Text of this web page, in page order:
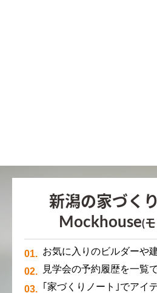
新潟の家づく
Mockhouse(
お気に入りのビルダーや
見学会の予約履歴を一覧
｢家づくりノート｣でアイ